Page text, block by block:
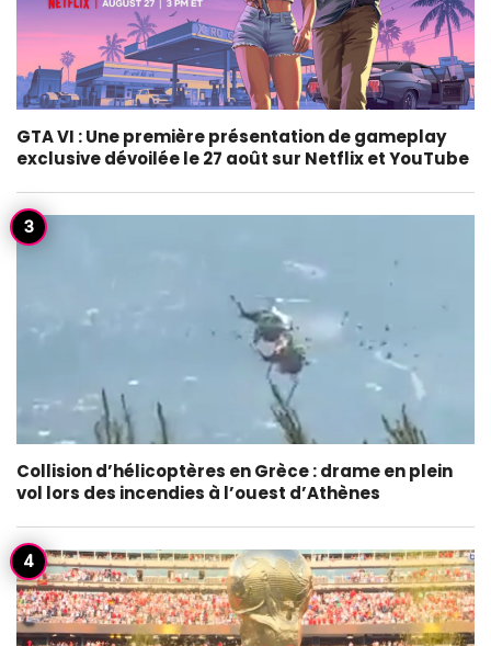
GTA VI : Une première présentation de gameplay
exclusive dévoilée le 27 août sur Netflix et YouTube
Collision d’hélicoptères en Grèce : drame en plein
vol lors des incendies à l’ouest d’Athènes